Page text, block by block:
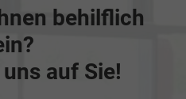
behilflich
uns auf Sie!